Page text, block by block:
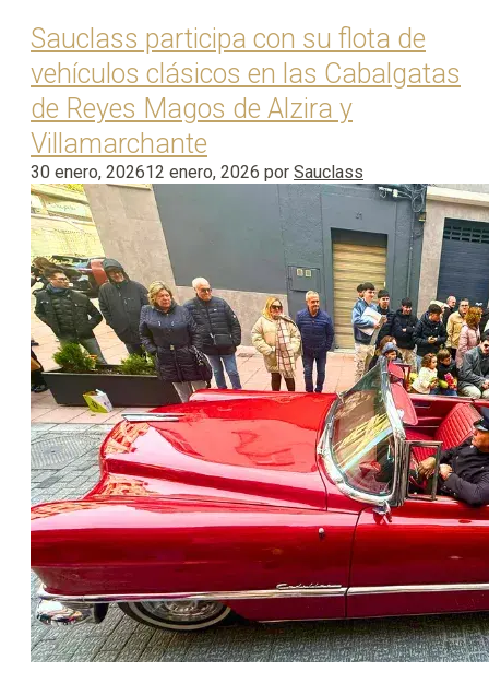
Sauclass participa con su flota de
vehículos clásicos en las Cabalgatas
de Reyes Magos de Alzira y
Villamarchante
30 enero, 202612 enero, 2026 por Sauclass